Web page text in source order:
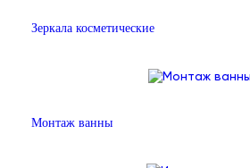
Зеркала косметические
Монтаж ванны